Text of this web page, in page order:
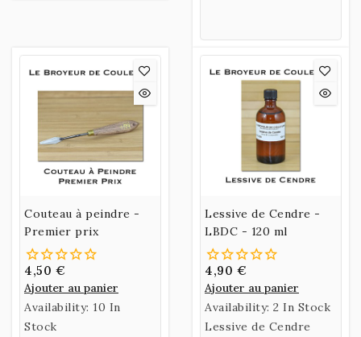
Couteau à peindre -
Premier prix
4,50 €
Ajouter au panier
Availability: 10 In
Stock
Lessive de Cendre -
LBDC - 120 ml
4,90 €
Ajouter au panier
Availability: 2 In Stock
Lessive de Cendre